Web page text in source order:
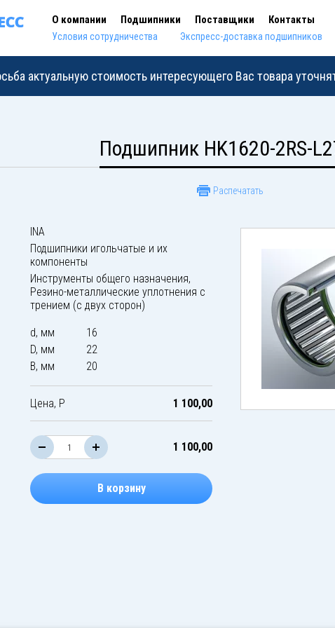
О компании Подшипники Поставщики Контакты
Условия сотрудничества Экспресс-доставка подшипников
актуальную стоимость интересующего Вас товара
Подшипник HK1620-2RS-
Распечатать
INA
Подшипники игольчатые и их
компоненты
Инструменты общего назначения,
Резино-металлические уплотнения с
трением (с двух сторон)
d, мм
16
D, мм
22
B, мм
20
Цена, Р 1 100,00
1 100,00
В корзину